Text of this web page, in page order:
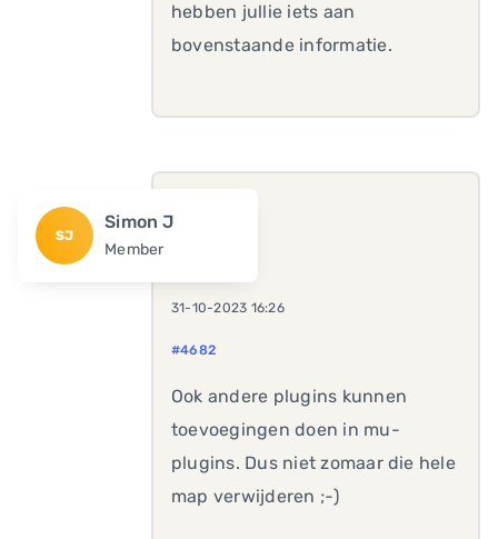
hebben jullie iets aan
bovenstaande informatie.
SJ
Simon J
Member
31-10-2023 16:26
#4682
Ook andere plugins kunnen
toevoegingen doen in mu-
plugins. Dus niet zomaar die hele
map verwijderen ;-)